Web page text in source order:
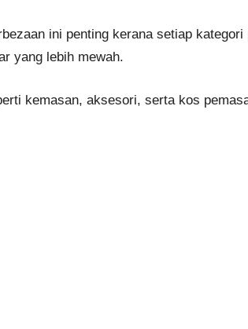
ini penting kerana setiap
yang lebih mewah.
kemasan, aksesori, serta kos